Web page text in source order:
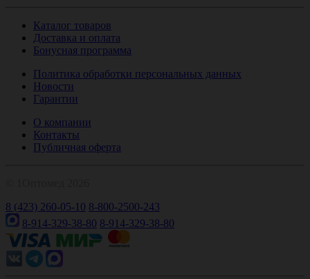
Каталог товаров
Доставка и оплата
Бонусная программа
Политика обработки персональных данных
Новости
Гарантии
О компании
Контакты
Публичная оферта
8 (423) 260-05-10 8-800-2500-243
8-914-329-38-80 8-914-329-38-80